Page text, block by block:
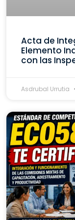
Acta de
Elemento
con las
Asdrubal Urrutia